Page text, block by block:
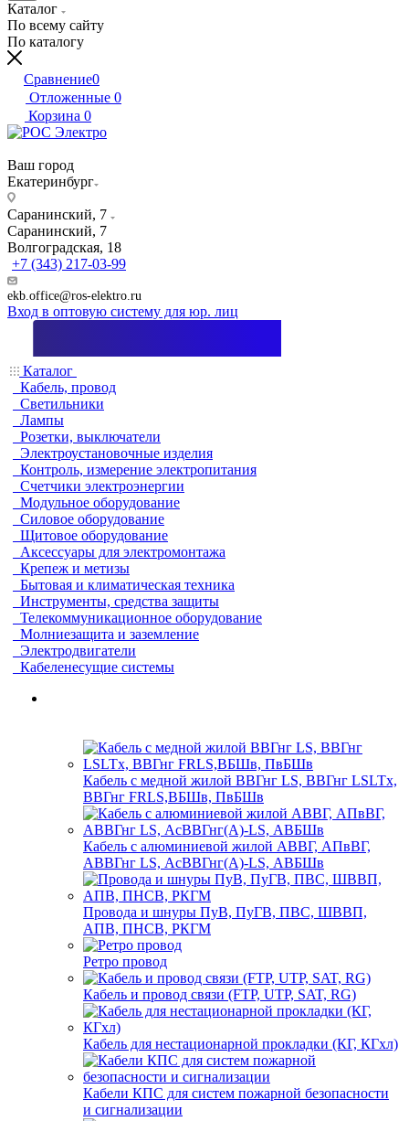
Каталог
По всему сайту
По каталогу
Сравнение0
Отложенные 0
Корзина 0
Ваш город
Екатеринбург
Саранинский, 7
Саранинский, 7
Волгоградская, 18
+7 (343) 217-03-99
ekb.office@ros-elektro.ru
Вход в оптовую систему для юр. лиц
Каталог
Кабель, провод
Светильники
Лампы
Розетки, выключатели
Электроустановочные изделия
Контроль, измерение электропитания
Счетчики электроэнергии
Модульное оборудование
Силовое оборудование
Щитовое оборудование
Аксессуары для электромонтажа
Крепеж и метизы
Бытовая и климатическая техника
Инструменты, средства защиты
Телекоммуникационное оборудование
Молниезащита и заземление
Электродвигатели
Кабеленесущие системы
Кабель с медной жилой ВВГнг LS, ВВГнг LSLTx,
ВВГнг FRLS,ВБШв, ПвБШв
Кабель с алюминиевой жилой АВВГ, АПвВГ,
АВВГнг LS, АсВВГнг(А)-LS, АВБШв
Провода и шнуры ПуВ, ПуГВ, ПВС, ШВВП,
АПВ, ПНСВ, РКГМ
Ретро провод
Кабель и провод связи (FTP, UTP, SAT, RG)
Кабель для нестационарной прокладки (КГ, КГхл)
Кабели КПС для систем пожарной безопасности
и сигнализации